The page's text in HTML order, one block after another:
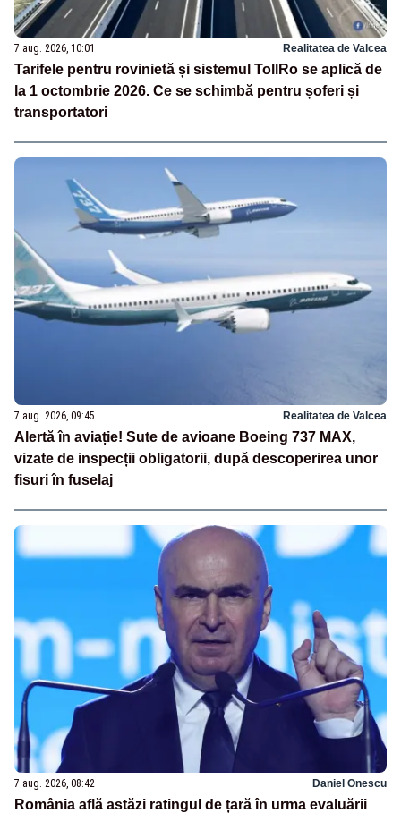
7 aug. 2026, 10:01 Realitatea de Valcea
Tarifele pentru rovinietă și sistemul TollRo se aplică de
la 1 octombrie 2026. Ce se schimbă pentru șoferi și
transportatori
7 aug. 2026, 09:45 Realitatea de Valcea
Alertă în aviație! Sute de avioane Boeing 737 MAX,
vizate de inspecții obligatorii, după descoperirea unor
fisuri în fuselaj
7 aug. 2026, 08:42 Daniel Onescu
România află astăzi ratingul de țară în urma evaluării